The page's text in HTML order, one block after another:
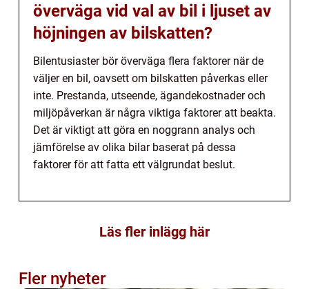
överväga vid val av bil i ljuset av
höjningen av bilskatten?
Bilentusiaster bör överväga flera faktorer när de
väljer en bil, oavsett om bilskatten påverkas eller
inte. Prestanda, utseende, ägandekostnader och
miljöpåverkan är några viktiga faktorer att beakta.
Det är viktigt att göra en noggrann analys och
jämförelse av olika bilar baserat på dessa
faktorer för att fatta ett välgrundat beslut.
Läs fler inlägg här
Fler nyheter